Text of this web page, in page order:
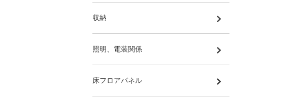
収納
照明、電装関係
床フロアパネル